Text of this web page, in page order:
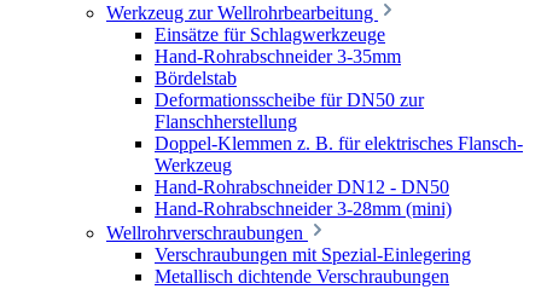
Werkzeug zur Wellrohrbearbeitung
Einsätze für Schlagwerkzeuge
Hand-Rohrabschneider 3-35mm
Bördelstab
Deformationsscheibe für DN50 zur
Flanschherstellung
Doppel-Klemmen z. B. für elektrisches Flansch-
Werkzeug
Hand-Rohrabschneider DN12 - DN50
Hand-Rohrabschneider 3-28mm (mini)
Wellrohrverschraubungen
Verschraubungen mit Spezial-Einlegering
Metallisch dichtende Verschraubungen